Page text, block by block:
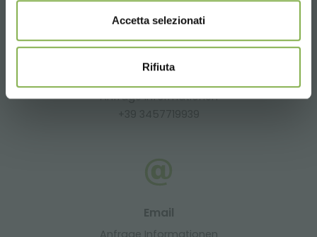
Accetta selezionati
Rifiuta
Whatsapp
Anfrage Informationen
+39 3457719939
Email
Anfrage Informationen